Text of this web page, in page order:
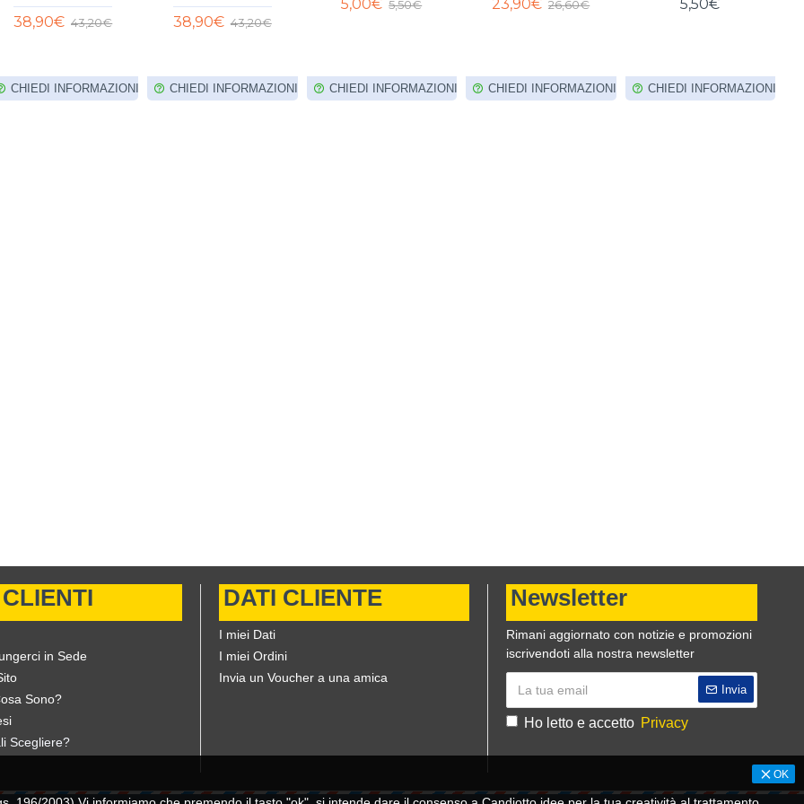
38,90€ 43,20€
CHIEDI INFORMAZIONI
38,90€ 43,20€
CHIEDI INFORMAZIONI
5,00€ 5,50€
CHIEDI INFORMAZIONI
23,90€ 26,60€
CHIEDI INFORMAZIONI
5,50€
CHIEDI INFORMAZIONI
in Sede
Sono?
Scegliere?
DATI CLIENTE
I miei Dati
I miei Ordini
Invia un Voucher a una amica
Newsletter
Rimani aggiornato con notizie e promozioni
iscrivendoti alla nostra newsletter
Invia
Ho letto e accetto Privacy
OK